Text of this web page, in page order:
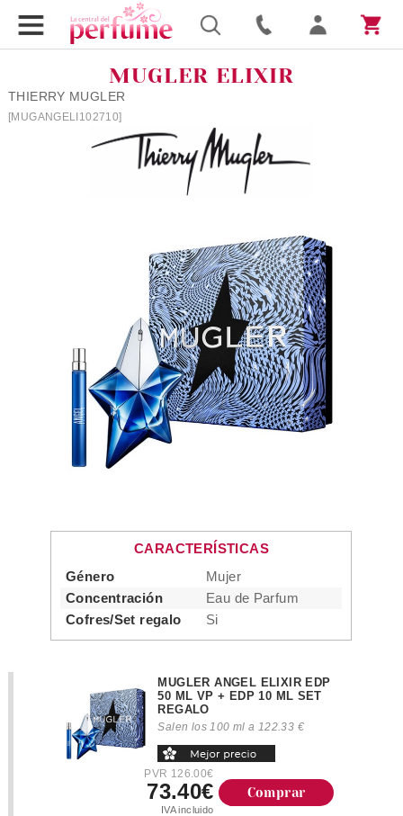
MUGLER ELIXIR
THIERRY MUGLER
[MUGANGELI102710]
CARACTERÍSTICAS
Género
Mujer
Concentración
Eau de Parfum
Cofres/Set regalo
Si
MUGLER ANGEL ELIXIR EDP
50 ML VP + EDP 10 ML SET
REGALO
Salen los 100 ml a 122.33 €
PVR 126.00€
73.40€
IVA incluido
Comprar